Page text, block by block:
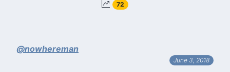
72
@nowhereman
June 3, 2018